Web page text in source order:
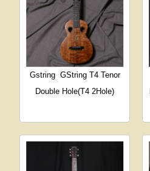
Gstring GString T4 Tenor
Double Hole(T4 2Hole)